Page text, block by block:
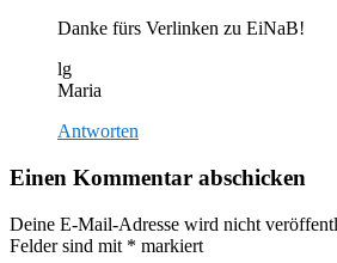
Danke fürs Verlinken zu EiNaB!
lg
Maria
Antworten
Einen Kommentar abschicken
Deine E-Mail-Adresse wird nicht
Felder sind mit * markiert